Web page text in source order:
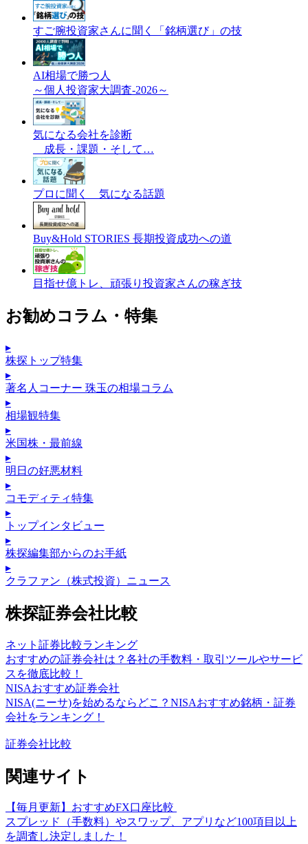
すご腕投資家さんに聞く「銘柄選び」の技
AI相場で勝つ人
～個人投資家大調査-2026～
気になる会社を診断
成長・課題・そして…
プロに聞く 気になる話題
Buy&Hold STORIES 長期投資成功への道
目指せ億トレ、頑張り投資家さんの稼ぎ技
お勧めコラム・特集
▸
株探トップ特集
▸
著名人コーナー 珠玉の相場コラム
▸
相場観特集
▸
米国株・最前線
▸
明日の好悪材料
▸
コモディティ特集
▸
トップインタビュー
▸
株探編集部からのお手紙
▸
クラファン（株式投資）ニュース
株探証券会社比較
ネット証券比較ランキング
おすすめの証券会社は？各社の手数料・取引ツールやサービ
スを徹底比較！
NISAおすすめ証券会社
NISA(ニーサ)を始めるならどこ？NISAおすすめ銘柄・証券
会社をランキング！
証券会社比較
関連サイト
【毎月更新】おすすめFX口座比較
スプレッド（手数料）やスワップ、アプリなど100項目以上
を調査し決定しました！